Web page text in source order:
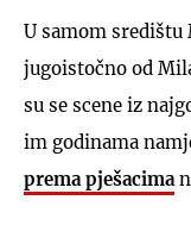
U samom središtu
jugoistočno od
su se scene iz
im godinama
prema pješacima